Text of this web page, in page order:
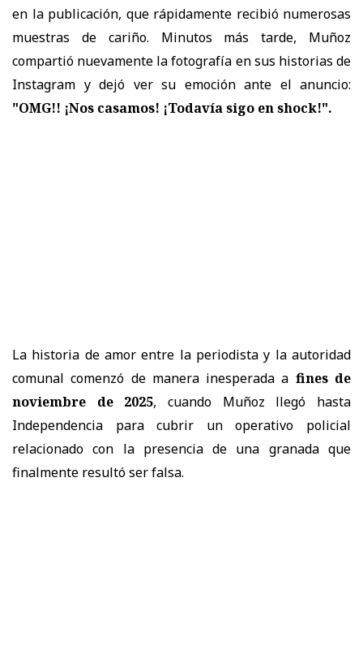
en la publicación, que rápidamente recibió numerosas
muestras de cariño. Minutos más tarde, Muñoz
compartió nuevamente la fotografía en sus historias de
Instagram y dejó ver su emoción ante el anuncio:
"OMG!! ¡Nos casamos! ¡Todavía sigo en shock!".
La historia de amor entre la periodista y la autoridad
comunal comenzó de manera inesperada a fines de
noviembre de 2025, cuando Muñoz llegó hasta
Independencia para cubrir un operativo policial
relacionado con la presencia de una granada que
finalmente resultó ser falsa.